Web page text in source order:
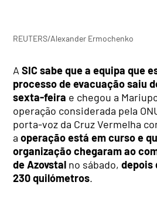
REUTERS/Alexander Ermochenko
ASIC sabe que a equipa que
processo de evacuação saiu
sexta-feira e chegou a
operação considerada pela
porta-voz da Cruz Vermelha
aoperação está em curso e
organização chegaram ao
de Azovstal no sábado,depois
230 quilómetros.